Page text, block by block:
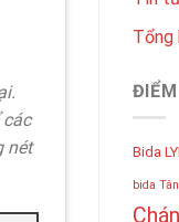
nét
Tổng
Bida
bida